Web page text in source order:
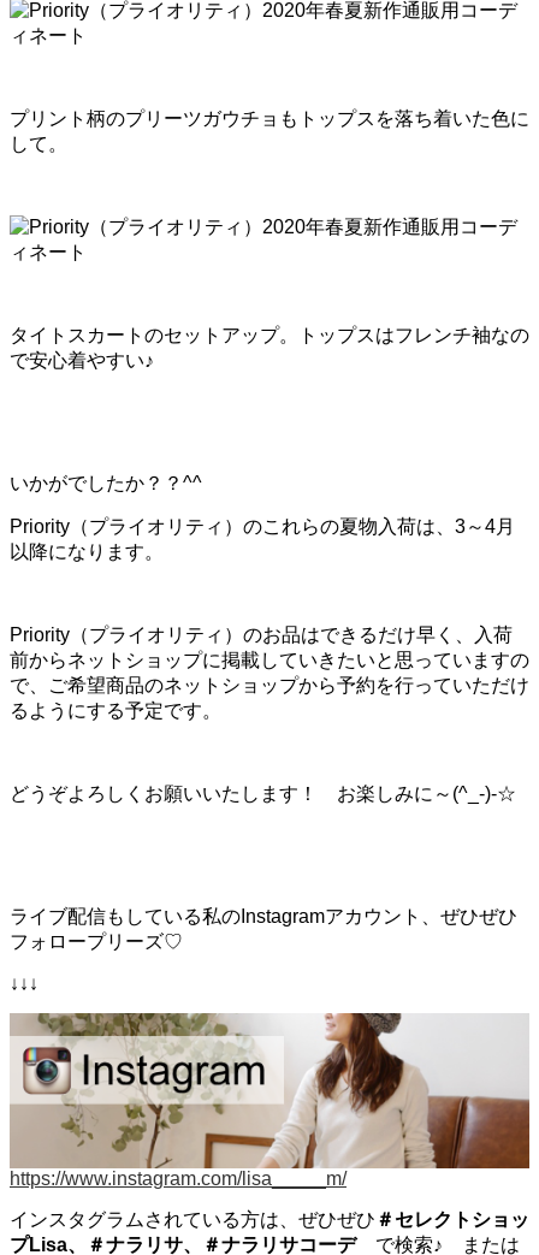
プリント柄のプリーツガウチョもトップスを落ち着いた色に
して。
タイトスカートのセットアップ。トップスはフレンチ袖なの
で安心着やすい♪
いかがでしたか？？^^
Priority（プライオリティ）のこれらの夏物入荷は、3～4月
以降になります。
Priority（プライオリティ）のお品はできるだけ早く、入荷
前からネットショップに掲載していきたいと思っていますの
で、ご希望商品のネットショップから予約を行っていただけ
るようにする予定です。
どうぞよろしくお願いいたします！ お楽しみに～(^_-)-☆
ライブ配信もしている私のInstagramアカウント、ぜひぜひ
フォロープリーズ♡
↓↓↓
https://www.instagram.com/lisa_____m/
インスタグラムされている方は、ぜひぜひ ＃セレクトショッ
プLisa、＃ナラリサ、＃ナラリサコーデで検索♪ または